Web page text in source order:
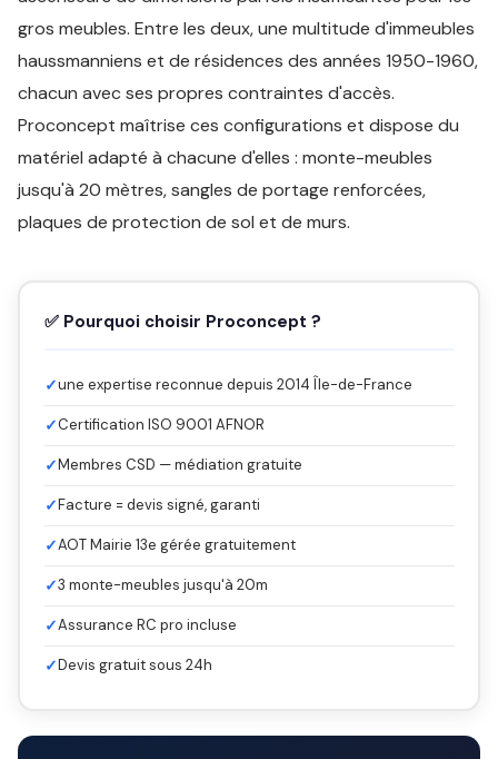
gros meubles. Entre les deux, une multitude d'immeubles
haussmanniens et de résidences des années 1950-1960,
chacun avec ses propres contraintes d'accès.
Proconcept maîtrise ces configurations et dispose du
matériel adapté à chacune d'elles : monte-meubles
jusqu'à 20 mètres, sangles de portage renforcées,
plaques de protection de sol et de murs.
✅ Pourquoi choisir Proconcept ?
✓une expertise reconnue depuis 2014 Île-de-France
✓Certification ISO 9001 AFNOR
✓Membres CSD — médiation gratuite
✓Facture = devis signé, garanti
✓AOT Mairie 13e gérée gratuitement
✓3 monte-meubles jusqu'à 20m
✓Assurance RC pro incluse
✓Devis gratuit sous 24h